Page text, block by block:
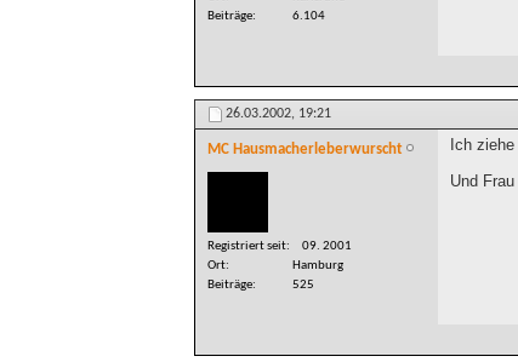
Beiträge
6.104
26.03.2002, 19:21
MC Hausmacherleberwurscht
Registriert seit
09. 2001
Ort
Hamburg
Beiträge
525
Ich
Und